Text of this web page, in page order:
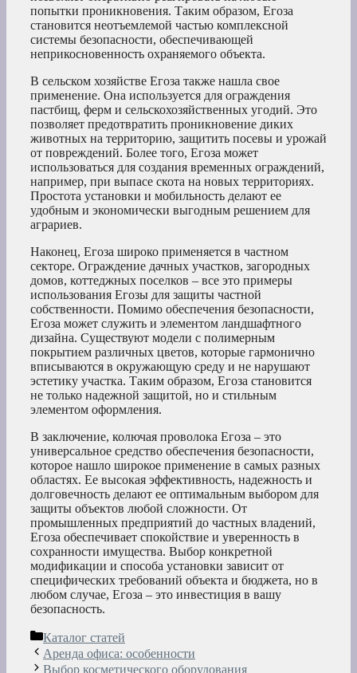
попытки проникновения. Таким образом, Егоза
становится неотъемлемой частью комплексной
системы безопасности, обеспечивающей
неприкосновенность охраняемого объекта.
В сельском хозяйстве Егоза также нашла свое
применение. Она используется для ограждения
пастбищ, ферм и сельскохозяйственных угодий. Это
позволяет предотвратить проникновение диких
животных на территорию, защитить посевы и урожай
от повреждений. Более того, Егоза может
использоваться для создания временных ограждений,
например, при выпасе скота на новых территориях.
Простота установки и мобильность делают ее
удобным и экономически выгодным решением для
аграриев.
Наконец, Егоза широко применяется в частном
секторе. Ограждение дачных участков, загородных
домов, коттеджных поселков – все это примеры
использования Егозы для защиты частной
собственности. Помимо обеспечения безопасности,
Егоза может служить и элементом ландшафтного
дизайна. Существуют модели с полимерным
покрытием различных цветов, которые гармонично
вписываются в окружающую среду и не нарушают
эстетику участка. Таким образом, Егоза становится
не только надежной защитой, но и стильным
элементом оформления.
В заключение, колючая проволока Егоза – это
универсальное средство обеспечения безопасности,
которое нашло широкое применение в самых разных
областях. Ее высокая эффективность, надежность и
долговечность делают ее оптимальным выбором для
защиты объектов любой сложности. От
промышленных предприятий до частных владений,
Егоза обеспечивает спокойствие и уверенность в
сохранности имущества. Выбор конкретной
модификации и способа установки зависит от
специфических требований объекта и бюджета, но в
любом случае, Егоза – это инвестиция в вашу
безопасность.
Рубрики
Каталог статей
Аренда офиса: особенности
Выбор косметического оборудования